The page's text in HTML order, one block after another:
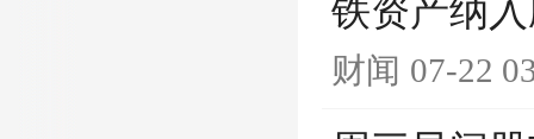
铁资产纳
财闻 07-22